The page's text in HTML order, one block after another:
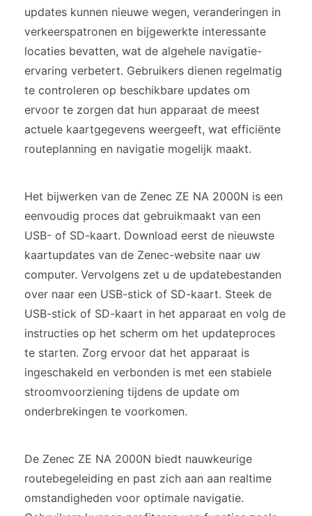
updates kunnen nieuwe wegen, veranderingen in
verkeerspatronen en bijgewerkte interessante
locaties bevatten, wat de algehele navigatie-
ervaring verbetert. Gebruikers dienen regelmatig
te controleren op beschikbare updates om
ervoor te zorgen dat hun apparaat de meest
actuele kaartgegevens weergeeft, wat efficiënte
routeplanning en navigatie mogelijk maakt.
Het bijwerken van de Zenec ZE NA 2000N is een
eenvoudig proces dat gebruikmaakt van een
USB- of SD-kaart. Download eerst de nieuwste
kaartupdates van de Zenec-website naar uw
computer. Vervolgens zet u de updatebestanden
over naar een USB-stick of SD-kaart. Steek de
USB-stick of SD-kaart in het apparaat en volg de
instructies op het scherm om het updateproces
te starten. Zorg ervoor dat het apparaat is
ingeschakeld en verbonden is met een stabiele
stroomvoorziening tijdens de update om
onderbrekingen te voorkomen.
De Zenec ZE NA 2000N biedt nauwkeurige
routebegeleiding en past zich aan aan realtime
omstandigheden voor optimale navigatie.